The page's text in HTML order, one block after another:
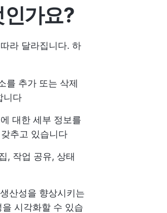
인가요?
라 달라집니다. 하
를 추가 또는 삭제
니다
대한 세부 정보를
추고 있습니다
, 작업 공유, 상태
생산성을 향상시키는
시각화할 수 있습